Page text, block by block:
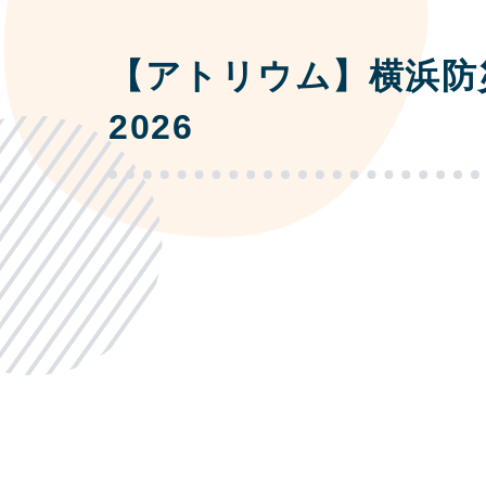
【アトリウム】横浜
2026